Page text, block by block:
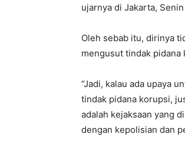
ujarnya di Jakarta,
Oleh sebab itu, dirinya
mengusut tindak pidana
“Jadi, kalau ada upaya
tindak pidana korupsi,
adalah kejaksaan yang
dengan kepolisian dan